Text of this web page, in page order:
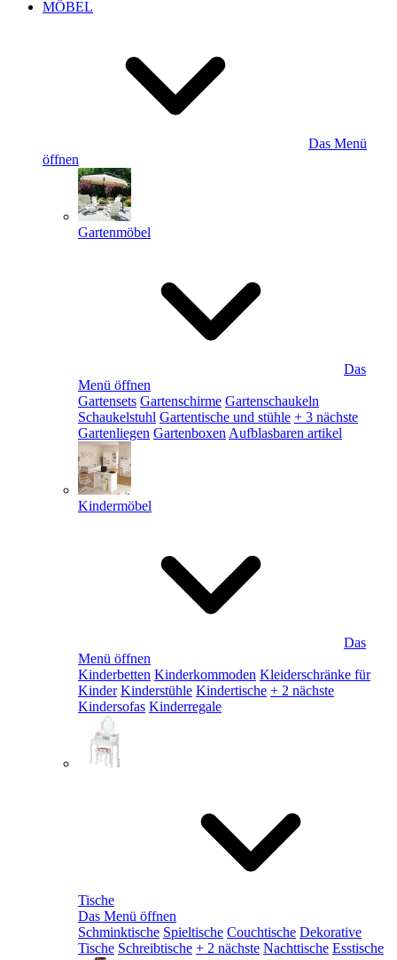
MÖBEL
Das Menü
öffnen
Gartenmöbel
Das
Menü öffnen
Gartensets Gartenschirme Gartenschaukeln
Schaukelstuhl Gartentische und stühle + 3 nächste
Gartenliegen Gartenboxen Aufblasbaren artikel
Kindermöbel
Das
Menü öffnen
Kinderbetten Kinderkommoden Kleiderschränke für
Kinder Kinderstühle Kindertische + 2 nächste
Kindersofas Kinderregale
Tische
Das Menü öffnen
Schminktische Spieltische Couchtische Dekorative
Tische Schreibtische + 2 nächste Nachttische Esstische